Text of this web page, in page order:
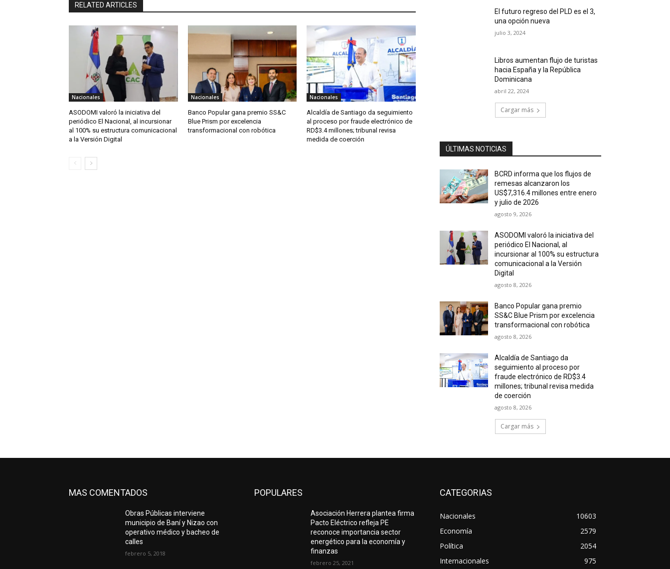
RELATED ARTICLES
Nacionales
ASODOMI valoró la iniciativa del
periódico El Nacional, al incursionar
al 100% su estructura comunicacional
a la Versión Digital
Nacionales
Banco Popular gana premio SS&C
Blue Prism por excelencia
transformacional con robótica
Nacionales
Alcaldía de Santiago da seguimiento
al proceso por fraude electrónico de
RD$3.4 millones; tribunal revisa
medida de coerción
El futuro regreso del PLD es el 3,
una opción nueva
julio 3, 2024
Libros aumentan flujo de turistas
hacia España y la República
Dominicana
abril 22, 2024
Cargar más
ÚLTIMAS NOTICIAS
BCRD informa que los flujos de
remesas alcanzaron los
US$7,316.4 millones entre enero
y julio de 2026
agosto 9, 2026
ASODOMI valoró la iniciativa del
periódico El Nacional, al
incursionar al 100% su estructura
comunicacional a la Versión
Digital
agosto 8, 2026
Banco Popular gana premio
SS&C Blue Prism por excelencia
transformacional con robótica
agosto 8, 2026
Alcaldía de Santiago da
seguimiento al proceso por
fraude electrónico de RD$3.4
millones; tribunal revisa medida
de coerción
agosto 8, 2026
Cargar más
MAS COMENTADOS
Obras Públicas interviene
municipio de Baní y Nizao con
operativo médico y bacheo de
calles
febrero 5, 2018
POPULARES
Asociación Herrera plantea firma
Pacto Eléctrico refleja PE
reconoce importancia sector
energético para la economía y
finanzas
febrero 25, 2021
CATEGORIAS
Nacionales
10603
Economía
2579
Política
2054
Internacionales
975